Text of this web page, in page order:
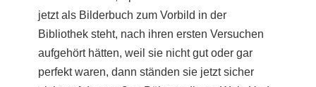
jetzt als Bilderbuch zum Vorbild in der
Bibliothek steht, nach ihren ersten Versuchen
aufgehört hätten, weil sie nicht gut oder gar
perfekt waren, dann ständen sie jetzt sicher